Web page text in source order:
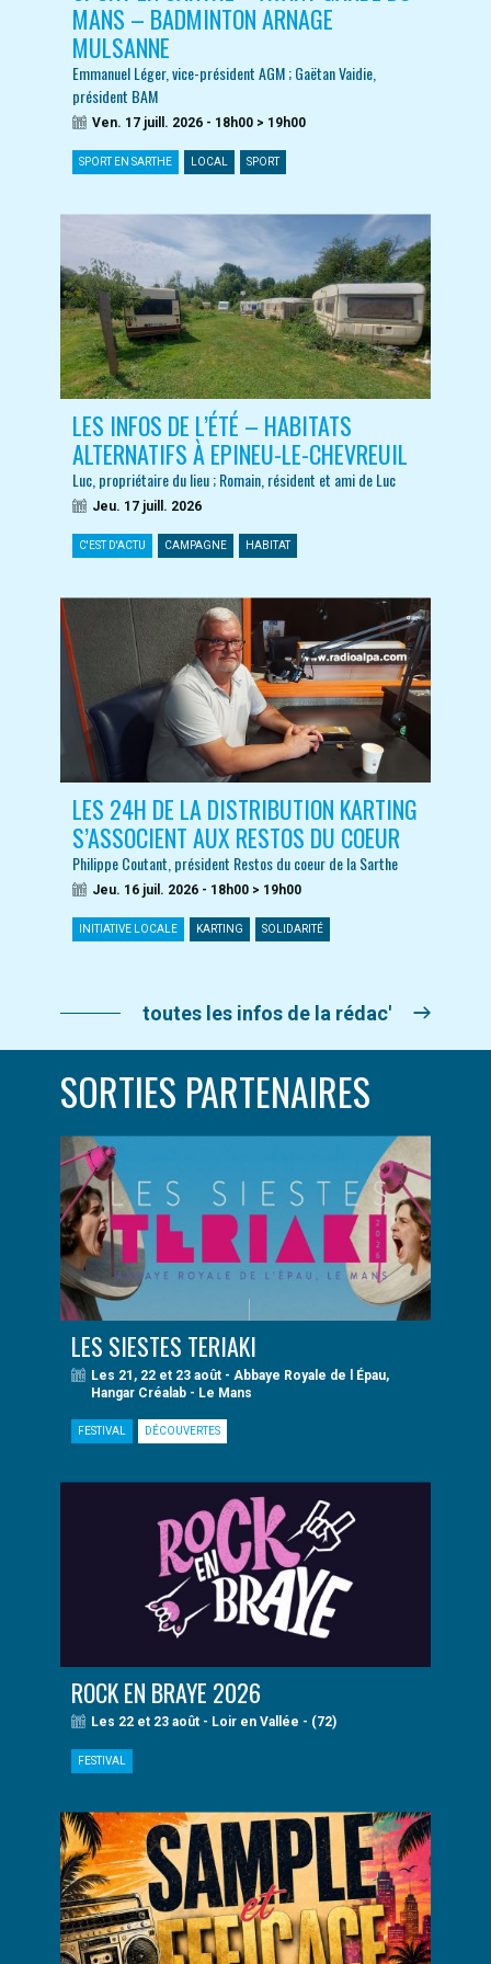
MANS – BADMINTON ARNAGE
MULSANNE
Emmanuel Léger, vice-président AGM ; Gaëtan Vaidie,
président BAM
Ven. 17 juill. 2026 - 18h00 > 19h00
SPORT EN SARTHE LOCAL SPORT
LES INFOS DE L’ÉTÉ – HABITATS
ALTERNATIFS À EPINEU-LE-CHEVREUIL
Luc, propriétaire du lieu ; Romain, résident et ami de Luc
Jeu. 17 juill. 2026
C'EST D'ACTU CAMPAGNE HABITAT
LES 24H DE LA DISTRIBUTION KARTING
S’ASSOCIENT AUX RESTOS DU COEUR
Philippe Coutant, président Restos du coeur de la Sarthe
Jeu. 16 juil. 2026 - 18h00 > 19h00
INITIATIVE LOCALE KARTING SOLIDARITÉ
toutes les infos de la rédac'
SORTIES PARTENAIRES
LES SIESTES TERIAKI
Les 21, 22 et 23 août - Abbaye Royale de l Épau,
Hangar Créalab - Le Mans
FESTIVAL DÉCOUVERTES
ROCK EN BRAYE 2026
Les 22 et 23 août - Loir en Vallée - (72)
FESTIVAL